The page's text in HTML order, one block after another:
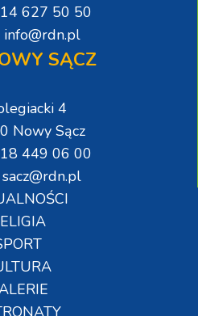
627 50 50
SĄCZ
4
Nowy Sącz
449 06 00